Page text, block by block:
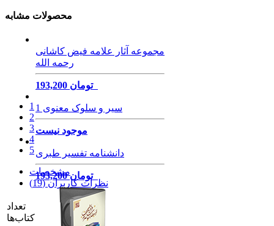
محصولات مشابه
مجموعه آثار علامه فیض کاشانی
رحمه الله
193,200 تومان
سیر و سلوک معنوی 1
موجود نیست
دانشنامه تفسیر طبری
193,200 تومان
1
2
3
4
5
مشخصات
نظرات کاربران (19)
تعداد
کتاب‌ها